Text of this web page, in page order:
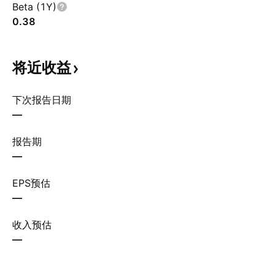
Beta (1Y)
0.38
将近收益
下次报告日期
—
报告期
—
EPS预估
—
收入预估
—